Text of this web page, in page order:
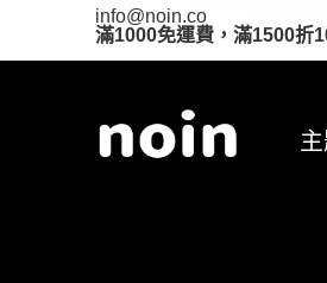
info@noin.co
滿1000免運費，滿1500折